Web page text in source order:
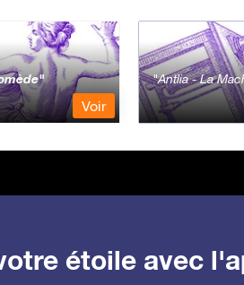
Voir
Antlia - La
étoile avec